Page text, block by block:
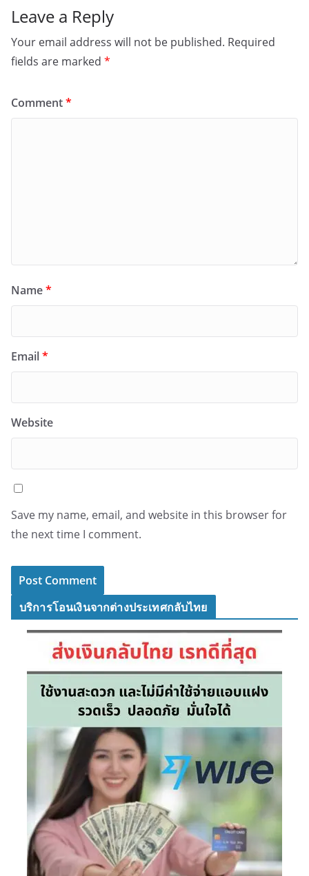
Leave a Reply
Your email address will not be published. Required
fields are marked *
Comment*
Name*
Email*
Website
Save my name, email, and website in this browser for
the next time I comment.
บริการโอนเงินจากต่างประเทศกลับไทย